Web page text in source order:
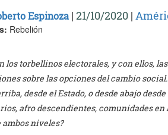
Espinoza | 21/10/2020 |
Rebelión
los torbellinos electorales, y con ellos,
sobre las opciones del cambio
desde el Estado, o desde abajo
afro descendientes, comunidades
ambos niveles?